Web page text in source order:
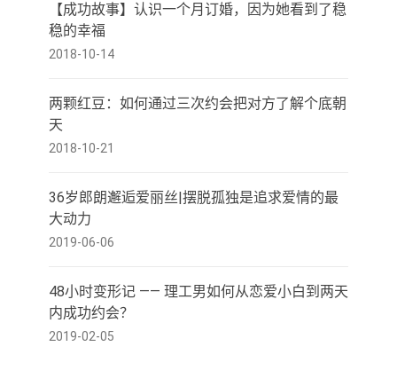
【成功故事】认识一个月订婚，因为她看到了稳
稳的幸福
2018-10-14
两颗红豆：如何通过三次约会把对方了解个底朝
天
2018-10-21
36岁郎朗邂逅爱丽丝|摆脱孤独是追求爱情的最
大动力
2019-06-06
48小时变形记 —— 理工男如何从恋爱小白到两天
内成功约会？
2019-02-05